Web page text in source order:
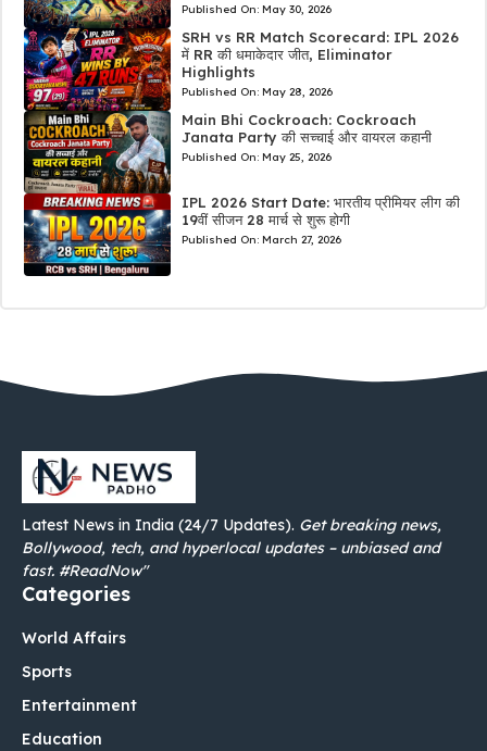
Published On: May 30, 2026
SRH vs RR Match Scorecard: IPL 2026
में RR की धमाकेदार जीत, Eliminator
Highlights
Published On: May 28, 2026
Main Bhi Cockroach: Cockroach
Janata Party की सच्चाई और वायरल कहानी
Published On: May 25, 2026
IPL 2026 Start Date: भारतीय प्रीमियर लीग की
19वीं सीजन 28 मार्च से शुरू होगी
Published On: March 27, 2026
Latest News in India (24/7 Updates). Get breaking news,
Bollywood, tech, and hyperlocal updates – unbiased and
fast. #ReadNow"
Categories
World Affairs
Sports
Entertainment
Education